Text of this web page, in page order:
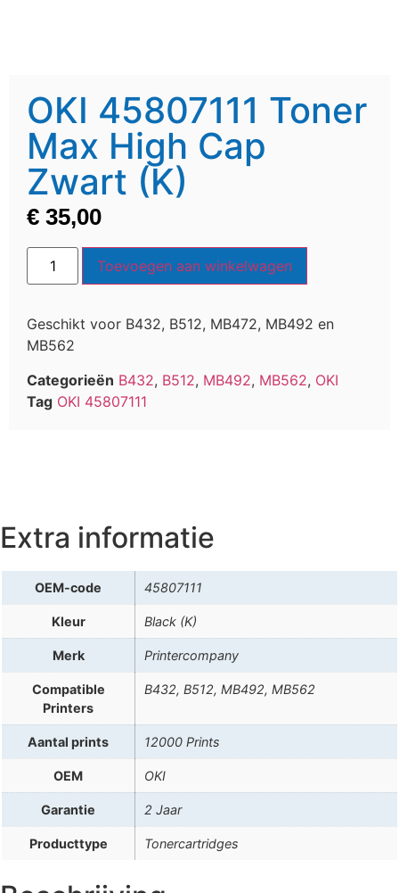
OKI 45807111 Toner
Max High Cap
Zwart (K)
€ 35,00
Toevoegen aan winkelwagen
Geschikt voor B432, B512, MB472, MB492 en
MB562
Categorieën B432, B512, MB492, MB562, OKI
Tag OKI 45807111
Extra informatie
OEM-code 45807111
Kleur Black (K)
Merk Printercompany
Compatible
Printers
B432, B512, MB492, MB562
Aantal prints 12000 Prints
OEM OKI
Garantie 2 Jaar
Producttype Tonercartridges